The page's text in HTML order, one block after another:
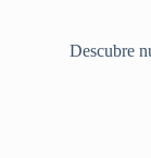
Descubre